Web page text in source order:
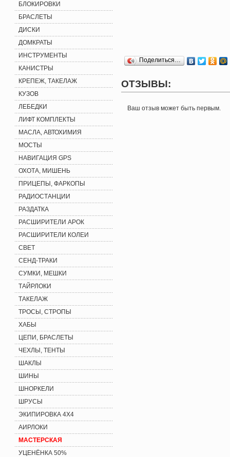
БЛОКИРОВКИ
БРАСЛЕТЫ
ДИСКИ
ДОМКРАТЫ
ИНСТРУМЕНТЫ
КАНИСТРЫ
КРЕПЕЖ, ТАКЕЛАЖ
КУЗОВ
ЛЕБЕДКИ
ЛИФТ КОМПЛЕКТЫ
МАСЛА, АВТОХИМИЯ
МОСТЫ
НАВИГАЦИЯ GPS
ОХОТА, МИШЕНЬ
ПРИЦЕПЫ, ФАРКОПЫ
РАДИОСТАНЦИИ
РАЗДАТКА
РАСШИРИТЕЛИ АРОК
РАСШИРИТЕЛИ КОЛЕИ
СВЕТ
СЕНД-ТРАКИ
СУМКИ, МЕШКИ
ТАЙРЛОКИ
ТАКЕЛАЖ
ТРОСЫ, СТРОПЫ
ХАБЫ
ЦЕПИ, БРАСЛЕТЫ
ЧЕХЛЫ, ТЕНТЫ
ШАКЛЫ
ШИНЫ
ШНОРКЕЛИ
ШРУСЫ
ЭКИПИРОВКА 4X4
АИРЛОКИ
МАСТЕРСКАЯ
УЦЕНЁНКА 50%
Поделиться…
ОТЗЫВЫ:
Ваш отзыв может быть первым.